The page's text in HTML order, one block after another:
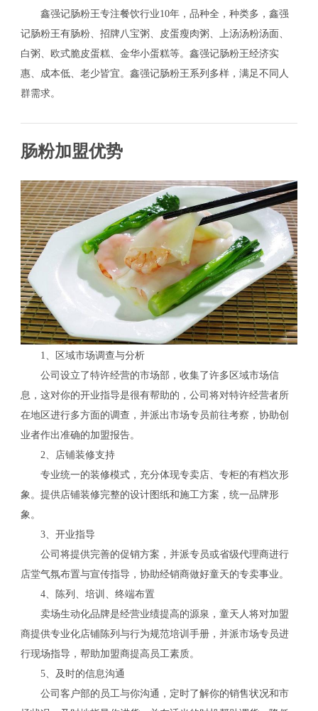
鑫强记肠粉王专注餐饮行业10年，品种全，种类多，鑫强
记肠粉王有肠粉、招牌八宝粥、皮蛋瘦肉粥、上汤汤粉汤面、
白粥、欧式脆皮蛋糕、金华小蛋糕等。鑫强记肠粉王经济实
惠、成本低、老少皆宜。鑫强记肠粉王系列多样，满足不同人
群需求。
肠粉加盟优势
1、区域市场调查与分析
公司设立了特许经营的市场部，收集了许多区域市场信
息，这对你的开业指导是很有帮助的，公司将对特许经营者所
在地区进行多方面的调查，并派出市场专员前往考察，协助创
业者作出准确的加盟报告。
2、店铺装修支持
专业统一的装修模式，充分体现专卖店、专柜的有档次形
象。提供店铺装修完整的设计图纸和施工方案，统一品牌形
象。
3、开业指导
公司将提供完善的促销方案，并派专员或省级代理商进行
店堂气氛布置与宣传指导，协助经销商做好童天的专卖事业。
4、陈列、培训、终端布置
卖场生动化品牌是经营业绩提高的源泉，童天人将对加盟
商提供专业化店铺陈列与行为规范培训手册，并派市场专员进
行现场指导，帮助加盟商提高员工素质。
5、及时的信息沟通
公司客户部的员工与你沟通，定时了解你的销售状况和市